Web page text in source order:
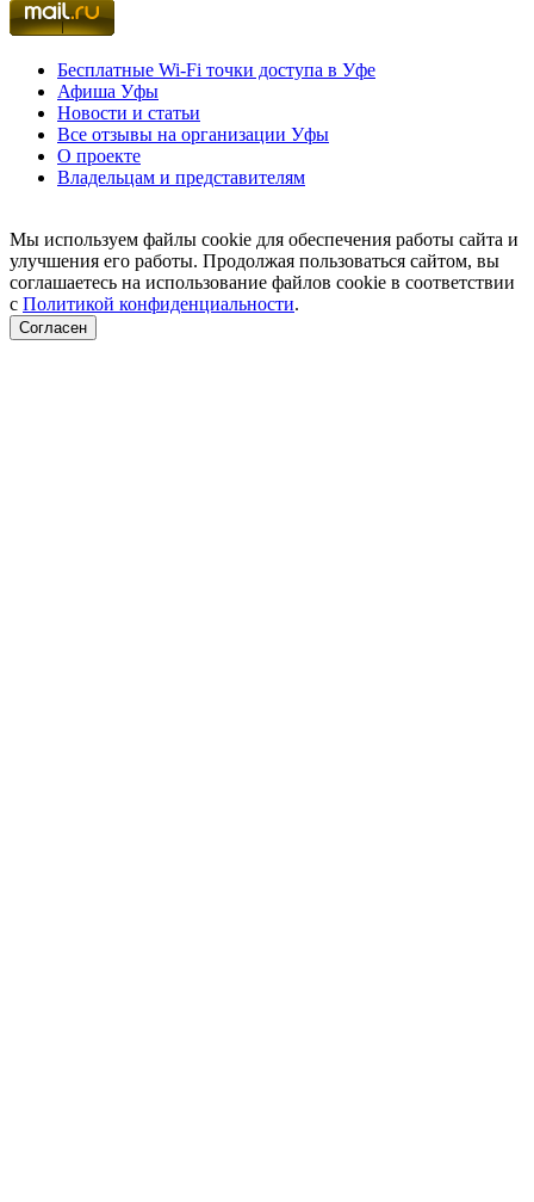
Бесплатные Wi-Fi точки доступа в Уфе
Афиша Уфы
Новости и статьи
Все отзывы на организации Уфы
О проекте
Владельцам и представителям
Мы используем файлы cookie для обеспечения работы сайта и
улучшения его работы. Продолжая пользоваться сайтом, вы
соглашаетесь на использование файлов cookie в соответствии
с Политикой конфиденциальности.
Согласен